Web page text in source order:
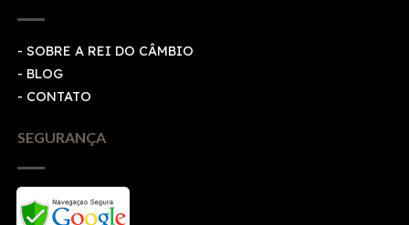
- SOBRE A REI DO CÂMBIO
- BLOG
- CONTATO
SEGURANÇA